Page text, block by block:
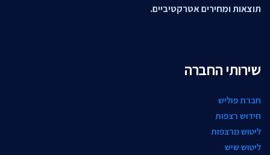
תוצאות ומחירים אטרקטיביים.
שירותי החברה
חברת פוליש
חידוש רצפות
ליטוש מרצפות
ליטוש שיש